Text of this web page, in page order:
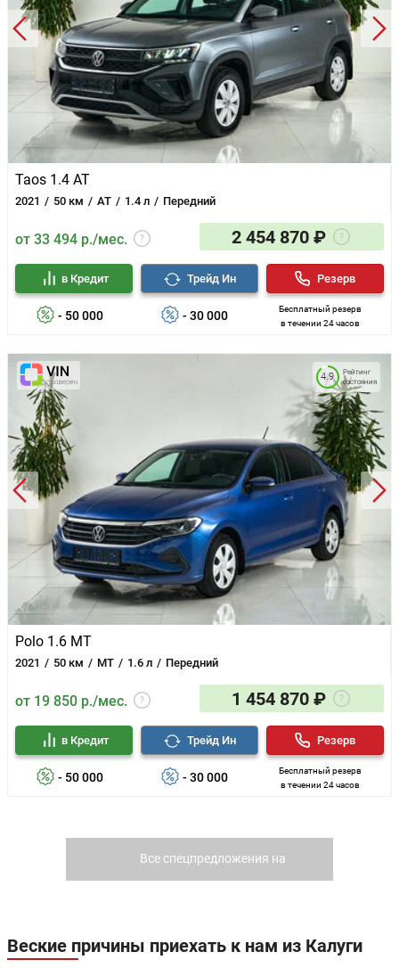
Taos 1.4 AT
2021 50 км AT 1.4 л Передний
от 33 494 р./мес. 2 454 870 ₽
- 50 000
в Кредит
- 30 000
Трейд Ин
Бесплатный резерв
в течении 24 часов
Резерв
Polo 1.6 MT
2021 50 км MT 1.6 л Передний
Рейтинг
состояния
4.9
от 19 850 р./мес. 1 454 870 ₽
- 50 000
в Кредит
- 30 000
Трейд Ин
Бесплатный резерв
в течении 24 часов
Резерв
Все спецпредложения на
Веские причины приехать к нам из Калуги